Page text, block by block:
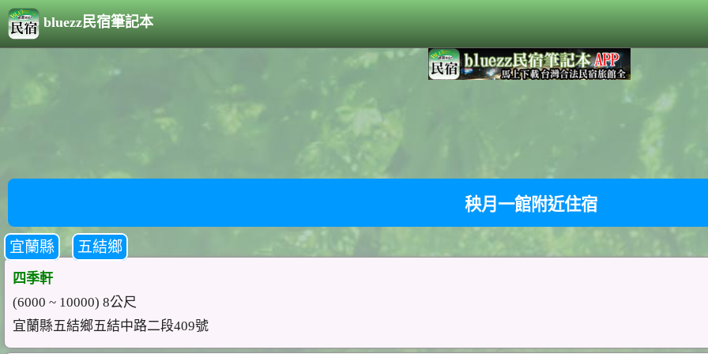
bluezz民宿筆記本
秧月一館附近住宿
宜蘭縣 五結鄉
四季軒
(6000 ~ 10000) 8公尺
宜蘭縣五結鄉五結中路二段409號